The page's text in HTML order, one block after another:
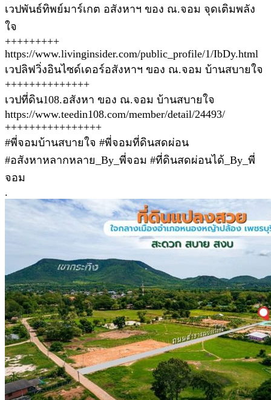
เวปพันธ์ทิพย์มาร์เกต อสังหาฯ ของ ณ.จอม จุดเติมพลัง
ใจ
+++++++++
https://www.livinginsider.com/public_profile/1/IbDy.html
เวปลิฟวิ่งอินไซด์เดอร์อสังหาฯ ของ ณ.จอม บ้านสบายใจ
++++++++++++++
เวปที่ดิน108.อสังหา ของ ณ.จอม บ้านสบายใจ
https://www.teedin108.com/member/detail/24493/
++++++++++++++++
#พี่จอมบ้านสบายใจ #พี่จอมที่ดินสดผ่อน
#อสังหาหลากหลาย_By_พี่จอม #ที่ดินสดผ่อนได้_By_พี่
จอม
.